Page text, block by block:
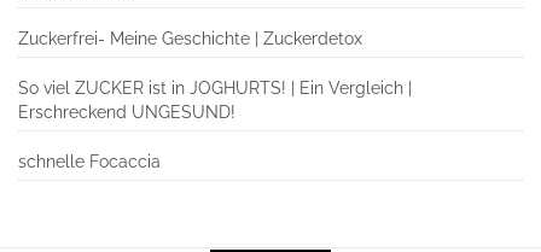
Zuckerfrei- Meine Geschichte | Zuckerdetox
So viel ZUCKER ist in JOGHURTS! | Ein Vergleich |
Erschreckend UNGESUND!
schnelle Focaccia